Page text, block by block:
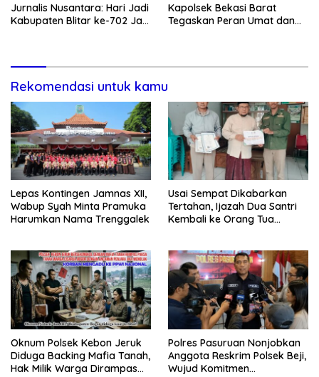
Jurnalis Nusantara: Hari Jadi
Kabupaten Blitar ke-702 Jadi
Kapolsek Bekasi Barat
Tegaskan Peran Umat dan
Rekomendasi untuk kamu
Lepas Kontingen Jamnas XII,
Wabup Syah Minta Pramuka
Harumkan Nama Trenggalek
Usai Sempat Dikabarkan
Tertahan, Ijazah Dua Santri
Kembali ke Orang Tua
Oknum Polsek Kebon Jeruk
Diduga Backing Mafia Tanah,
Hak Milik Warga Dirampas
Polres Pasuruan Nonjobkan
Anggota Reskrim Polsek Beji,
Wujud Komitmen